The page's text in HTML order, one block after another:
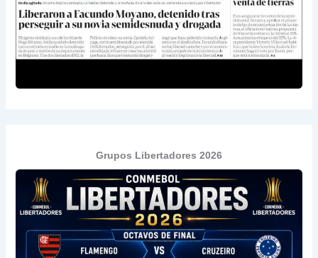
Grupos Libertadores 2026